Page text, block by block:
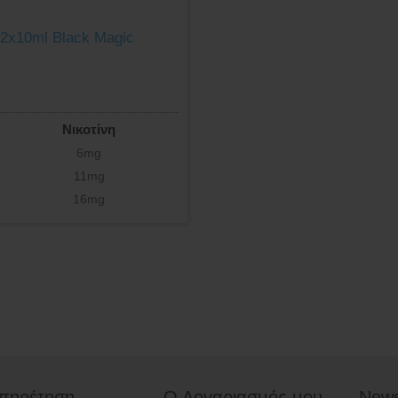
2x10ml Black Magic
Νικοτίνη
6mg
11mg
16mg